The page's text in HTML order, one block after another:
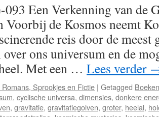
Een Verkenning van de
Voorbij de Kosmos neemt
reis door de meest
ons universum en de
Met een … Lees verder
Romans, Sprookjes en Fictie | Getagged
, cyclische universa, dimensies, donkere
, gravitatie, gravitatiegolven, groter, heelal,